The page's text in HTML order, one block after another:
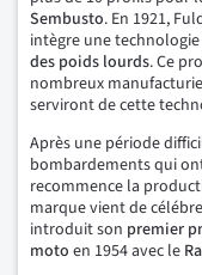
Sembusto. En 1921,
intègre une
des poids lourds. Ce
nombreux
serviront de cette
Après une période
bombardements qui
recommence la
marque vient de
introduit son premier
moto en 1954 avec le